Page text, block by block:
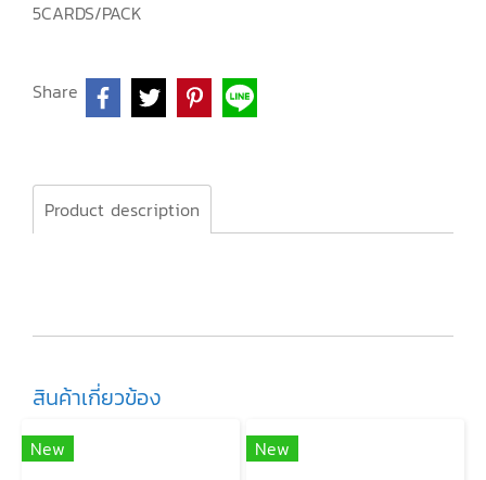
5CARDS/PACK
Share
Product description
สินค้าเกี่ยวข้อง
New New